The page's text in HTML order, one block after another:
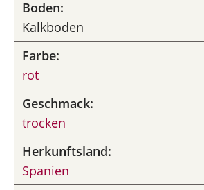
Boden:
Kalkboden
Farbe:
rot
Geschmack:
trocken
Herkunftsland:
Spanien